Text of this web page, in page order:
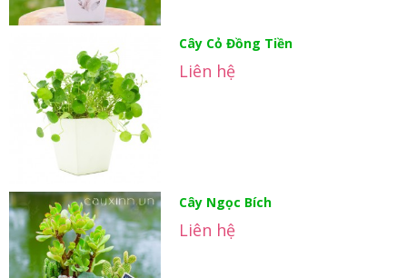
Cây Cỏ Đồng Tiền
Liên hệ
Cây Ngọc Bích
Liên hệ